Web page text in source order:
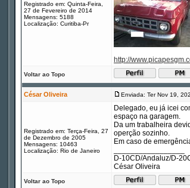
Registrado em: Quinta-Feira,
27 de Fevereiro de 2014
Mensagens: 5188
Localização: Curitiba-Pr
http://
Voltar ao Topo
César Oliveira Enviada: Ter Nov 19,
Registrado em: Terça-Feira, 27
de Dezembro de 2005
Mensagens: 10463
Localização: Rio de Janeiro
Delegado, eu já icei
espaço na garagem.
Da um trabalheira
operção sozinho.
Em caso de
D-10CD/Andaluz/D-
César Oliveira
Voltar ao Topo